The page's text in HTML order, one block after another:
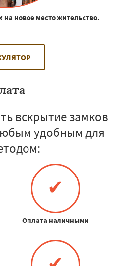
новое место жительство.
вскрытие замков
удобным для
✔
Оплата наличными